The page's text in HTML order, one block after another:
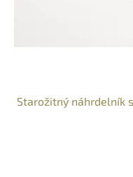
Starožitný náhrdelník